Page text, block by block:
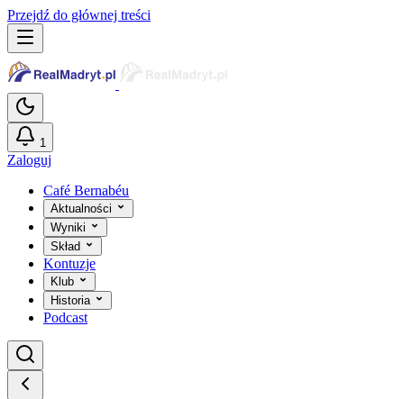
Przejdź do głównej treści
1
Zaloguj
Café Bernabéu
Aktualności
Wyniki
Skład
Kontuzje
Klub
Historia
Podcast